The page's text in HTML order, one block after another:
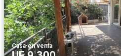
Casa·en venta